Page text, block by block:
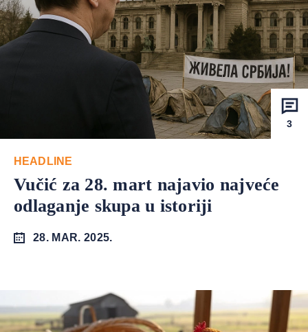
3
HEADLINE
Vučić za 28. mart najavio najveće
odlaganje skupa u istoriji
28. MAR. 2025.